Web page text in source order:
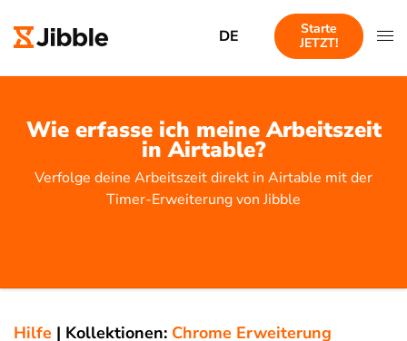
DE
Starte
JETZT!
Wie erfasse ich meine Arbeitszeit
in Airtable?
Verfolge deine Arbeitszeit direkt in Airtable mit der
Timer-Erweiterung von Jibble
Hilfe | Kollektionen: Chrome Erweiterung